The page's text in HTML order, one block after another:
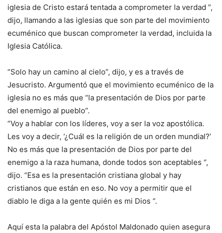
iglesia de Cristo estará tentada a comprometer la verdad ”,
dijo, llamando a las iglesias que son parte del movimiento
ecuménico que buscan comprometer la verdad, incluida la
Iglesia Católica.
“Solo hay un camino al cielo”, dijo, y es a través de
Jesucristo. Argumentó que el movimiento ecuménico de la
iglesia no es más que “la presentación de Dios por parte
del enemigo al pueblo”.
“Voy a hablar con los líderes, voy a ser la voz apostólica.
Les voy a decir, ‘¿Cuál es la religión de un orden mundial?’
No es más que la presentación de Dios por parte del
enemigo a la raza humana, donde todos son aceptables “,
dijo. “Esa es la presentación cristiana global y hay
cristianos que están en eso. No voy a permitir que el
diablo le diga a la gente quién es mi Dios “.
Aquí esta la palabra del Apóstol Maldonado quien asegura